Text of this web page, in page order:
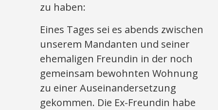
zu haben:
Eines Tages sei es abends zwischen
unserem Mandanten und seiner
ehemaligen Freundin in der noch
gemeinsam bewohnten Wohnung
zu einer Auseinandersetzung
gekommen. Die Ex-Freundin habe